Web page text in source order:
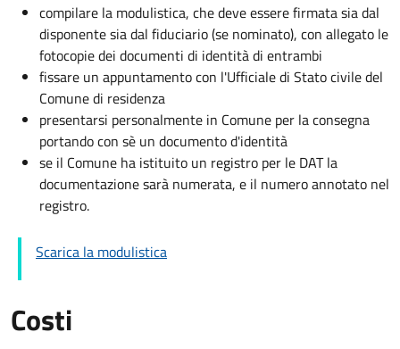
compilare la modulistica, che deve essere firmata sia dal
disponente sia dal fiduciario (se nominato), con allegato le
fotocopie dei documenti di identità di entrambi
fissare un appuntamento con l'Ufficiale di Stato civile del
Comune di residenza
presentarsi personalmente in Comune per la consegna
portando con sè un documento d'identità
se il Comune ha istituito un registro per le DAT la
documentazione sarà numerata, e il numero annotato nel
registro.
Scarica la modulistica
Costi